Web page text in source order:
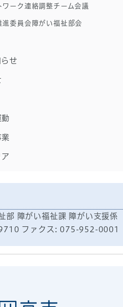
ワーク連絡調整チーム会議
進委員会障がい福祉部会
せ
部 障がい福祉課 障がい支援係
ファクス: 075-952-0001